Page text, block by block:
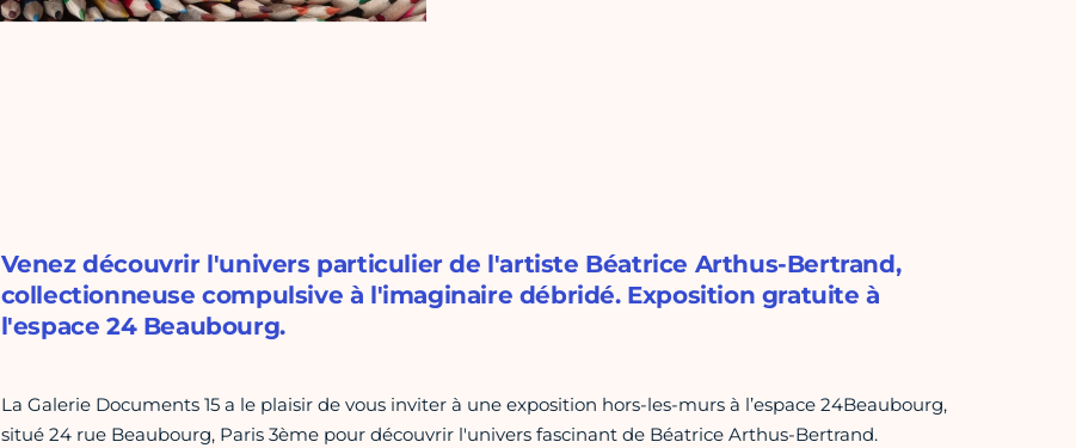
Venez découvrir l'univers particulier de l'artiste Béatrice Arthus-Bertrand,
collectionneuse compulsive à l'imaginaire débridé. Exposition gratuite à
l'espace 24 Beaubourg.
La Galerie Documents 15 a le plaisir de vous inviter à une exposition hors-les-murs à l’espace 24Beaubourg,
situé 24 rue Beaubourg, Paris 3ème pour découvrir l'univers fascinant de Béatrice Arthus-Bertrand.